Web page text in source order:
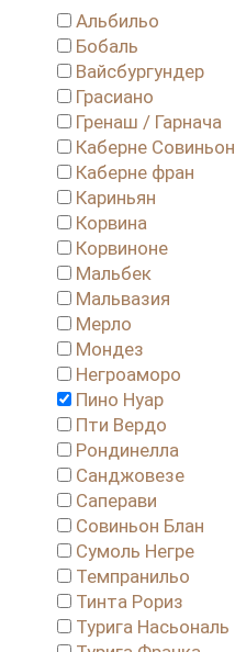
Альбильо
Бобаль
Вайсбургундер
Грасиано
Гренаш / Гарнача
Каберне Совиньон
Каберне фран
Кариньян
Корвина
Корвиноне
Мальбек
Мальвазия
Мерло
Мондез
Негроаморо
Пино Нуар
Пти Вердо
Рондинелла
Санджовезе
Саперави
Совиньон Блан
Сумоль Негре
Темпранильо
Тинта Рориз
Турига Насьональ